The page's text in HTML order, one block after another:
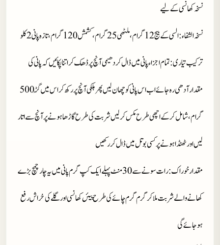
نسخہ کھانسی کے لیے
نسخہ الشفاء: السی کے بیج 12 گرام، ملٹھی 25 گرام، کشمش 120 گرام، تازہ پانی 2 کلو
ترکیب تیاری: تمام اجزاء پانی میں ڈال کر دھیمی آنچ پر ڈھک کر اتنا پکائیں کہ پانی کی
مقدار آدھی رہ جائے اب اس پانی کو چھان لیں پھر ہلکی آنچ پر رکھ کراس میں گُڑ 500
گرام، شامل کر کے اچھی طرح مکس کر لیں شربت کی طرح گاڑھا ہونے پر آنچ سے اتار
لیں اور ٹھنڈا ہونے پر کسی بوتل میں ڈال کر رکھیں
مقدار خوراک
: رات سونے سے 30 منٹ پہلے ایک کپ گرم پانی میں یہ چار چمچ بڑے
کھانے والے شربت ملا کر گرم گرم چائے کی طرح پیئں کھانسی اور گلے کی خراش رفع
ہو جائے گی